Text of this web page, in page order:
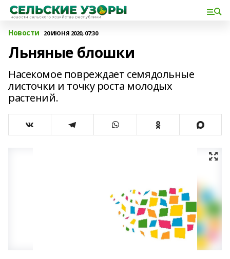
Новости 20 ИЮНЯ 2020, 07:30
Льняные блошки
Насекомое повреждает семядольные
листочки и точку роста молодых
растений.